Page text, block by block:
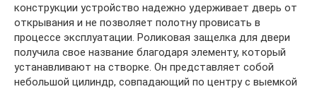
конструкции устройство надежно удерживает дверь от
открывания и не позволяет полотну провисать в
процессе эксплуатации. Роликовая защелка для двери
получила свое название благодаря элементу, который
устанавливают на створке. Он представляет собой
небольшой цилиндр, совпадающий по центру с выемкой